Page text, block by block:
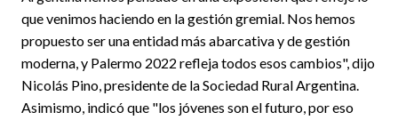
que venimos haciendo en la gestión gremial. Nos hemos
propuesto ser una entidad más abarcativa y de gestión
moderna, y Palermo 2022 refleja todos esos cambios", dijo
Nicolás Pino, presidente de la Sociedad Rural Argentina.
Asimismo, indicó que "los jóvenes son el futuro, por eso